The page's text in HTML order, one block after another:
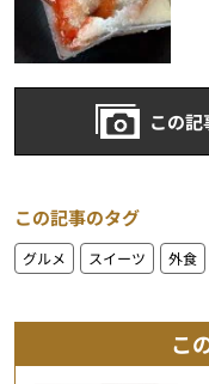
この記
この記事のタグ
グルメ スイーツ 外食
こ